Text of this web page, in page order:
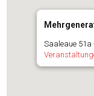
Saaleaue 51a